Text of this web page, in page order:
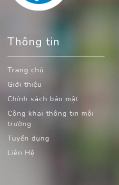
Thông tin
Trang chủ
Giới thiệu
Chính sách bảo mật
Công khai thông tin môi
trường
Tuyển dụng
Liên Hệ